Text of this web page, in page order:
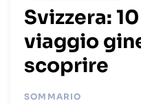
Svizzera:
viaggio
scoprire
SOMMARIO